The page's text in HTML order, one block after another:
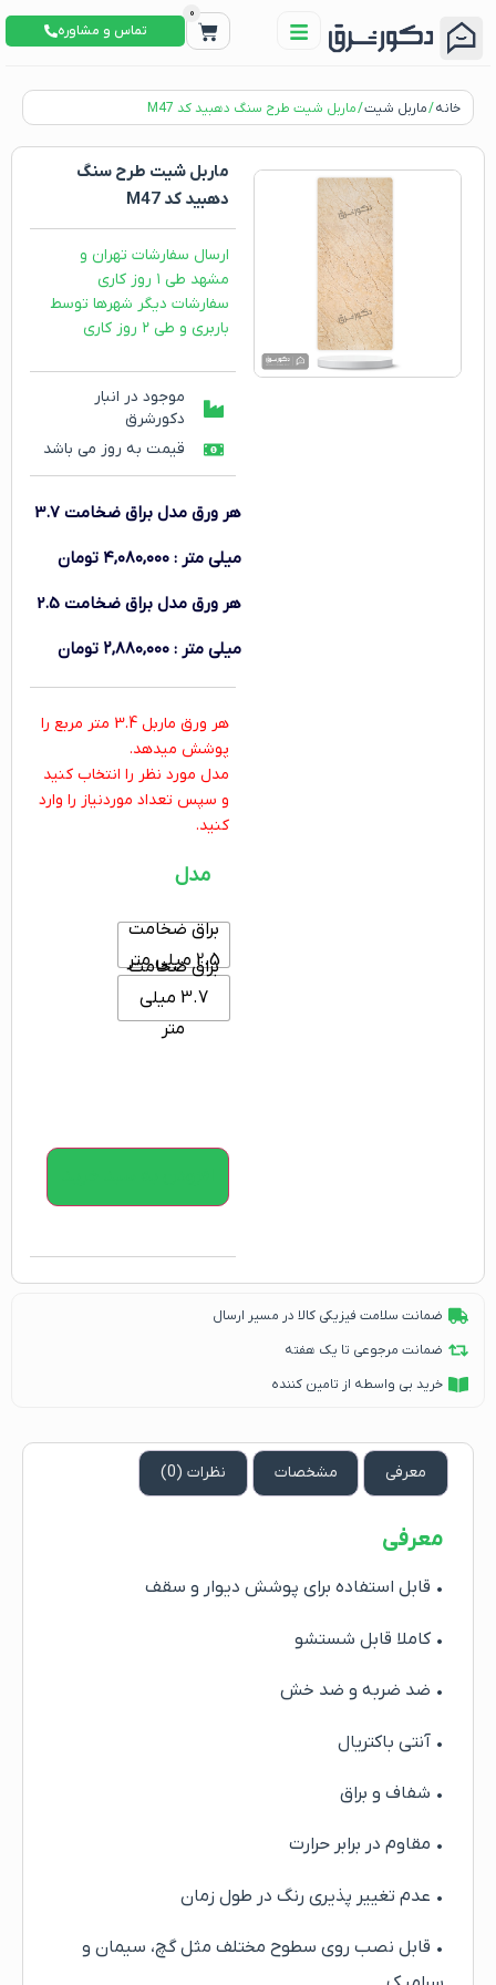
0
تماس و مشاوره
خانه/ماربل شیت/ ماربل شیت طرح سنگ دهبید کد M47
ماربل شیت طرح سنگ
دهبید کد M47
ارسال سفارشات تهران و
مشهد طی ۱ روز کاری
سفارشات دیگر شهرها توسط
باربری و طی ۲ روز کاری
موجود در انبار
دکورشرق
قیمت به روز می باشد
هر ورق مدل براق ضخامت 3.7
میلی متر :۴,۰۸۰,۰۰۰ تومان
هر ورق مدل براق ضخامت 2.5
میلی متر :۲,۸۸۰,۰۰۰ تومان
هر ورق ماربل 3.4 متر مربع را
پوشش میدهد.
مدل مورد نظر را انتخاب کنید
و سپس تعداد موردنیاز را وارد
کنید.
مدل
براق ضخامت
2.5 میلی متر
براق ضخامت
3.7 میلی
متر
ضمانت سلامت فیزیکی کالا در مسیر ارسال
ضمانت مرجوعی تا یک هفته
خرید بی واسطه از تامین کننده
معرفی مشخصات نظرات (0)
معرفی
• قابل استفاده برای پوشش دیوار و سقف
• کاملا قابل شستشو
• ضد ضربه و ضد خش
• آنتی باکتریال
• شفاف و براق
• مقاوم در برابر حرارت
• عدم تغییر پذیری رنگ در طول زمان
• قابل نصب روی سطوح مختلف مثل گچ، سیمان و